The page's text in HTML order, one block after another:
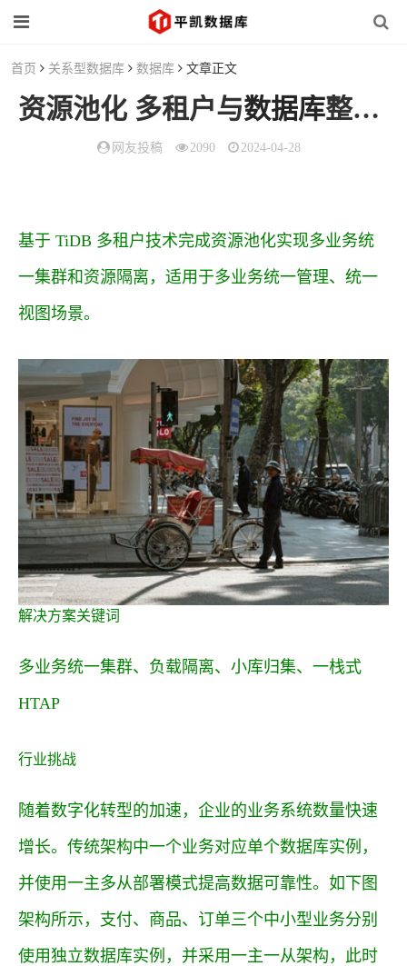
首页 关系型数据库 数据库 文章正文
资源池化 多租户与数据库整合的解决方案
网友投稿 2090 2024-04-28
基于 TiDB 多租户技术完成资源池化实现多业务统
一集群和资源隔离，适用于多业务统一管理、统一
视图场景。
解决方案关键词
多业务统一集群、负载隔离、小库归集、一栈式
HTAP
行业挑战
随着数字化转型的加速，企业的业务系统数量快速
增长。传统架构中一个业务对应单个数据库实例，
并使用一主多从部署模式提高数据可靠性。如下图
架构所示，支付、商品、订单三个中小型业务分别
使用独立数据库实例，并采用一主一从架构，此时